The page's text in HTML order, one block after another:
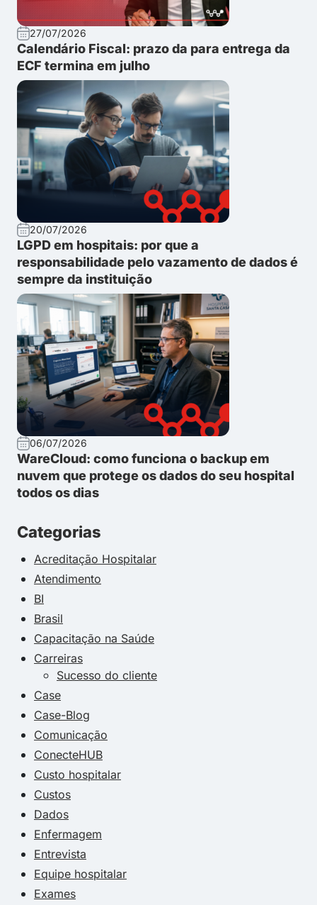
27/07/2026
Calendário Fiscal: prazo da para entrega da
ECF termina em julho
20/07/2026
LGPD em hospitais: por que a
responsabilidade pelo vazamento de dados é
sempre da instituição
06/07/2026
WareCloud: como funciona o backup em
nuvem que protege os dados do seu hospital
todos os dias
Categorias
Acreditação Hospitalar
Atendimento
BI
Brasil
Capacitação na Saúde
Carreiras
Sucesso do cliente
Case
Case-Blog
Comunicação
ConecteHUB
Custo hospitalar
Custos
Dados
Enfermagem
Entrevista
Equipe hospitalar
Exames